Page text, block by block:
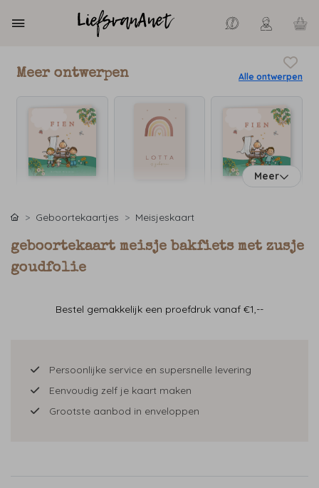
Meer ontwerpen Alle ontwerpen
Meer
Geboortekaartjes Meisjeskaart
geboortekaart meisje bakfiets met zusje
goudfolie
Bestel gemakkelijk een proefdruk vanaf €1,--
Persoonlijke service en supersnelle levering
Eenvoudig zelf je kaart maken
Grootste aanbod in enveloppen